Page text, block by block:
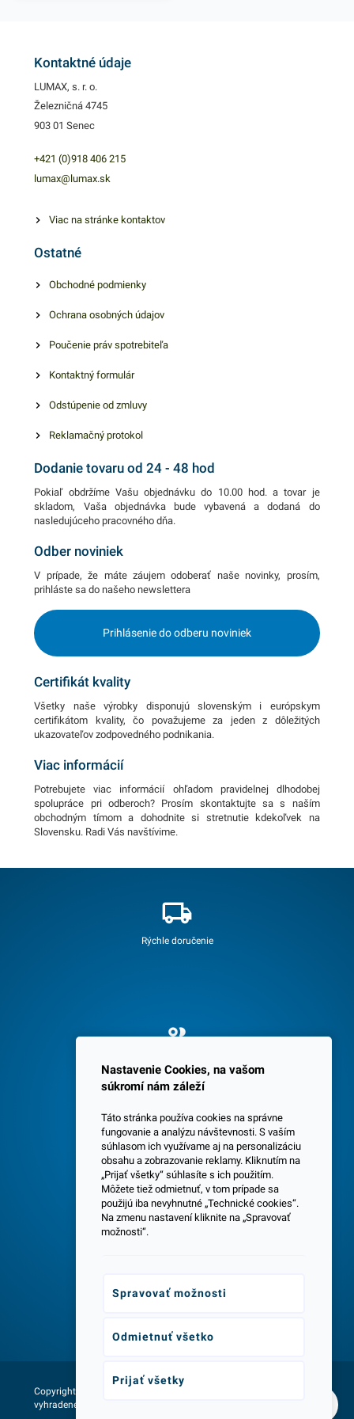
kvalitnúú alužbu užívateľovi a
poskytovateľovi. Farba: biela
Kontaktné údaje
LUMAX, s. r. o.
Železničná 4745
903 01 Senec
+421 (0)918 406 215
lumax@lumax.sk
Viac na stránke kontaktov
Ostatné
Obchodné podmienky
Ochrana osobných údajov
Poučenie práv spotrebiteľa
Kontaktný formulár
Odstúpenie od zmluvy
Reklamačný protokol
Dodanie tovaru od 24 - 48 hod
Pokiaľ obdržíme Vašu objednávku do 10.00 hod. a tovar je
skladom, Vaša objednávka bude vybavená a dodaná do
nasledujúceho pracovného dňa.
Odber noviniek
V prípade, že máte záujem odoberať naše novinky, prosím,
prihláste sa do našeho newslettera
Prihlásenie do odberu noviniek
Certifikát kvality
Všetky naše výrobky disponujú slovenským i európskym
certifikátom kvality, čo považujeme za jeden z dôležitých
ukazovateľov zodpovedného podnikania.
Viac informácií
Potrebujete viac informácií ohľadom pravidelnej dlhodobej
spolupráce pri odberoch? Prosím skontaktujte sa s naším
obchodným tímom a dohodnite si stretnutie kdekoľvek na
Slovensku. Radi Vás navštívime.
Rýchle doručenie
Spokojných 3600 zákazníkov
Centrála a predajňa v Senci
Copyright © 2026 - Všetky práva
vyhradené lumax.sk
Nastavenie Cookies, na vašom
súkromí nám záleží
Táto stránka používa cookies na správne
fungovanie a analýzu návštevnosti. S vaším
súhlasom ich využívame aj na personalizáciu
obsahu a zobrazovanie reklamy. Kliknutím na
„Prijať všetky“ súhlasíte s ich použitím.
Môžete tiež odmietnuť, v tom prípade sa
použijú iba nevyhnutné „Technické cookies“.
Na zmenu nastavení kliknite na „Spravovať
možnosti“.
Spravovať možnosti
Odmietnuť všetko
Prijať všetky